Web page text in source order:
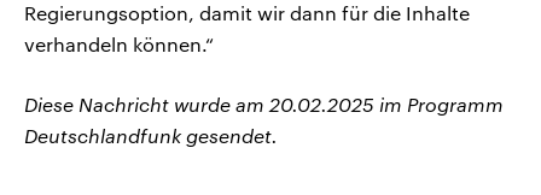
Regierungsoption, damit wir dann für die Inhalte
verhandeln können.“
Diese Nachricht wurde am 20.02.2025 im Programm
Deutschlandfunk gesendet.